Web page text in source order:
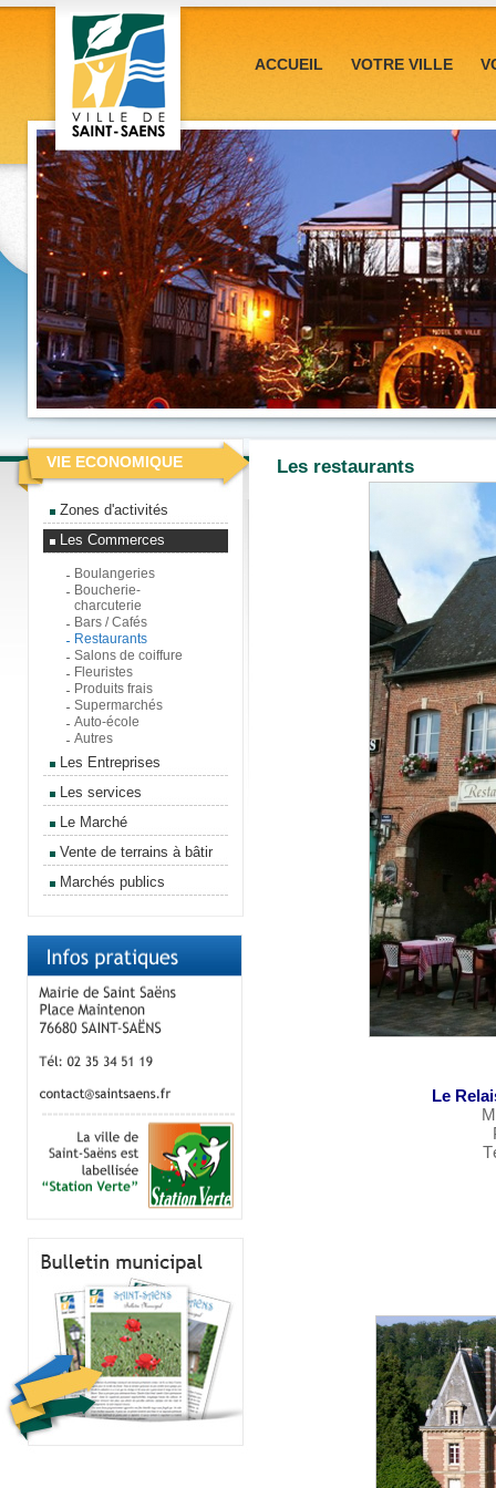
ACCUEIL VOTRE VILLE
VIE ECONOMIQUE
Zones d'activités
Les Commerces
Boulangeries
Boucherie-
charcuterie
Bars / Cafés
Restaurants
Salons de coiffure
Fleuristes
Produits frais
Supermarchés
Auto-école
Autres
Les Entreprises
Les services
Le Marché
Vente de terrains à bâtir
Marchés publics
Les restaurants
Le